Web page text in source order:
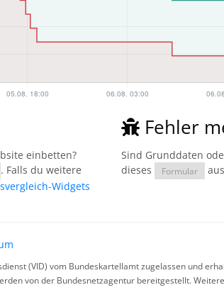
einbetten?
. Falls du weitere
Widgets
Fehler
Sind Grunddaten
dieses
Formular
(VID) vom Bundeskartellamt zugelassen und
von der Bundesnetzagentur bereitgestellt.